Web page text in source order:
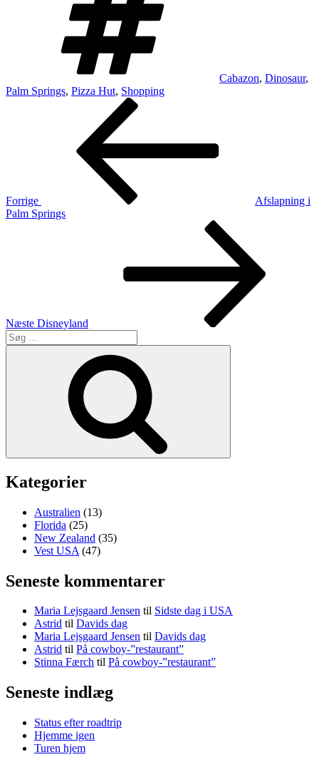
Cabazon, Dinosaur,
Palm Springs, Pizza Hut, Shopping
Indlægsnavigation
Forrige
Afslapning i
Palm Springs
Næste Disneyland
Søg
efter:
Kategorier
Australien (13)
Florida (25)
New Zealand (35)
Vest USA (47)
Seneste kommentarer
Maria Lejsgaard Jensen til Sidste dag i USA
Astrid til Davids dag
Maria Lejsgaard Jensen til Davids dag
Astrid til På cowboy-”restaurant”
Stinna Færch til På cowboy-”restaurant”
Seneste indlæg
Status efter roadtrip
Hjemme igen
Turen hjem